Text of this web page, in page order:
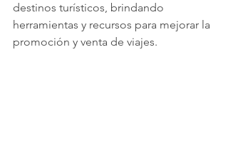
destinos turísticos, brindando
herramientas y recursos para mejorar la
promoción y venta de viajes.